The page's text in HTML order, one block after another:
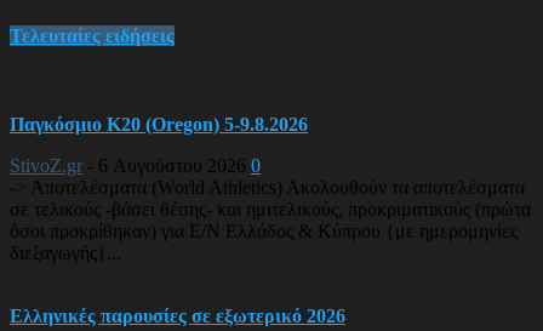
Τελευταίες ειδήσεις
Παγκόσμιο Κ20 (Oregon) 5-9.8.2026
StivoZ.gr - 6 Αυγούστου 2026 0
-> Αποτελέσματα (World Athletics) Ακολουθούν τα αποτελέσματα
σε τελικούς -βάσει θέσης- και ημιτελικούς, προκριματικούς (πρώτα
όσοι προκρίθηκαν) για Ε/Ν Ελλάδος & Κύπρου {με ημερομηνίες
διεξαγωγής}...
Ελληνικές παρουσίες σε εξωτερικό 2026